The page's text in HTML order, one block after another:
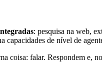
: pesquisa na web,
capacidades de nível de
coisa: falar. Respondem